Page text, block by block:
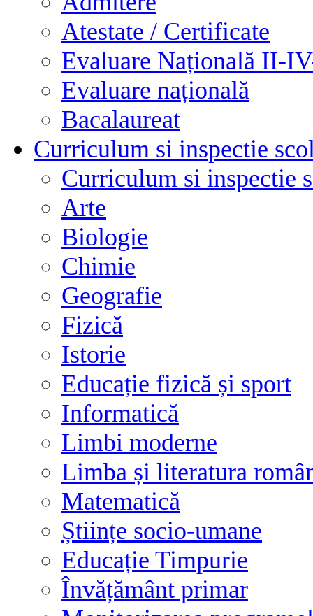
Atestate / Certificate
Evaluare Națională II-
Evaluare națională
Bacalaureat
Curriculum si inspectie
Curriculum si inspectie
Arte
Biologie
Chimie
Geografie
Fizică
Istorie
Educație fizică și sport
Informatică
Limbi moderne
Limba și literatura
Matematică
Științe socio-umane
Educație Timpurie
Învățământ primar